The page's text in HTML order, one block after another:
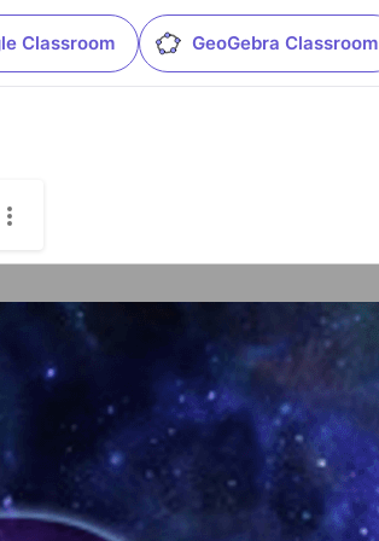
Classroom GeoGebra Classroom